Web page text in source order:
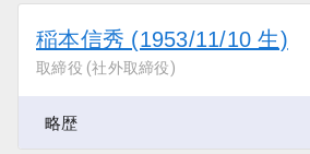
稲本信秀 (1953/11/10 生)
取締役 (社外取締役)
略歴